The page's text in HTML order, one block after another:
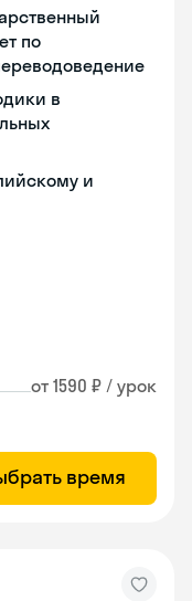
по
в
и
от 1590 ₽ / урок
время